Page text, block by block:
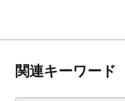
ス、ヘキサギアな
■組み換えによっ
関連キーワード